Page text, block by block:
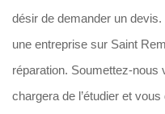
désir de demander un
une entreprise sur Saint
réparation. Soumettez-nous
chargera de l’étudier et